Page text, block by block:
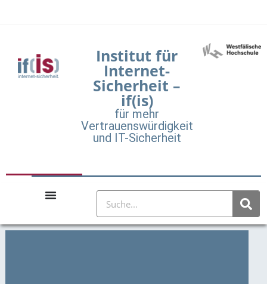
Institut für
Internet-
Sicherheit –
if(is)
für mehr
Vertrauenswürdigkeit
und IT-Sicherheit